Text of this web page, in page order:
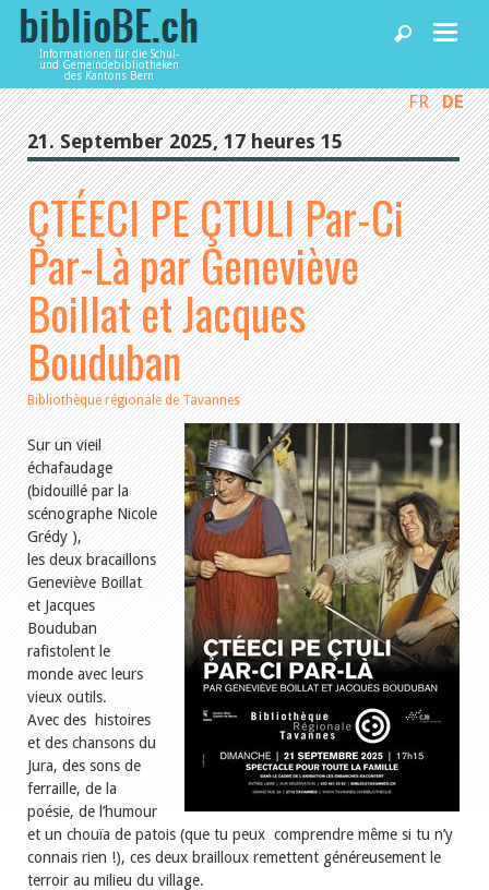
Informationen für die Schul-
und Gemeindebibliotheken
des Kantons Bern
Home
News und Fachbeiträge
Bibliotheken
Agenda
Dienstleistungen
biblioBE nutzen
FR DE
21. September 2025, 17 heures 15
ÇTÉECI PE ÇTULI Par-Ci
Par-Là par Geneviève
Boillat et Jacques
Bouduban
Bibliothèque régionale de Tavannes
Sur un vieil
échafaudage
(bidouillé par la
scénographe Nicole
Grédy ),
les deux bracaillons
Geneviève Boillat
et Jacques
Bouduban
rafistolent le
monde avec leurs
vieux outils.
Avec des histoires
et des chansons du
Jura, des sons de
ferraille, de la
poésie, de l’humour
et un chouïa de patois (que tu peux comprendre même si tu n’y
connais rien !), ces deux brailloux remettent généreusement le
terroir au milieu du village.